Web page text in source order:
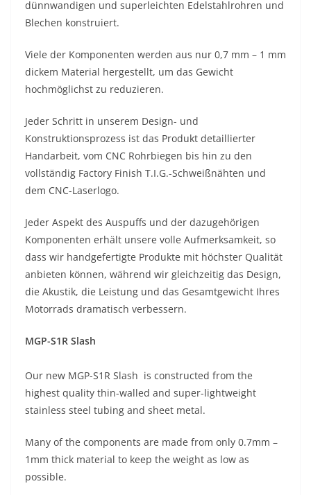
dünnwandigen und superleichten Edelstahlrohren und
Blechen konstruiert.
Viele der Komponenten werden aus nur 0,7 mm – 1 mm
dickem Material hergestellt, um das Gewicht
hochmöglichst zu reduzieren.
Jeder Schritt in unserem Design- und
Konstruktionsprozess ist das Produkt detaillierter
Handarbeit, vom CNC Rohrbiegen bis hin zu den
vollständig Factory Finish T.I.G.-Schweißnähten und
dem CNC-Laserlogo.
Jeder Aspekt des Auspuffs und der dazugehörigen
Komponenten erhält unsere volle Aufmerksamkeit, so
dass wir handgefertigte Produkte mit höchster Qualität
anbieten können, während wir gleichzeitig das Design,
die Akustik, die Leistung und das Gesamtgewicht Ihres
Motorrads dramatisch verbessern.
MGP-S1R Slash
Our new MGP-S1R Slash is constructed from the
highest quality thin-walled and super-lightweight
stainless steel tubing and sheet metal.
Many of the components are made from only 0.7mm –
1mm thick material to keep the weight as low as
possible.